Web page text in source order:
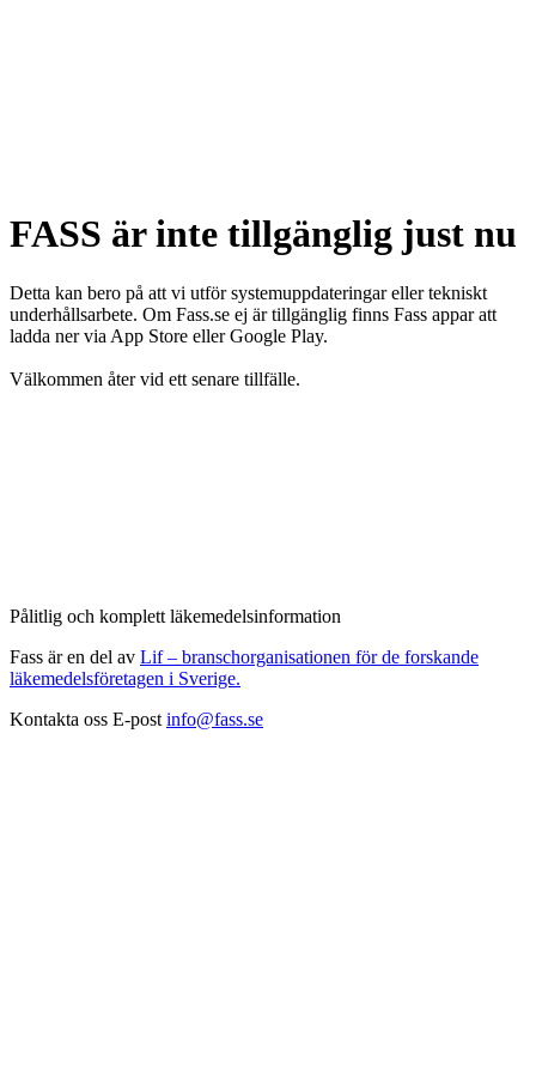
FASS är inte tillgänglig just nu
Detta kan bero på att vi utför systemuppdateringar eller tekniskt
underhållsarbete. Om Fass.se ej är tillgänglig finns Fass appar att
ladda ner via App Store eller Google Play.
Välkommen åter vid ett senare tillfälle.
Pålitlig och komplett läkemedelsinformation
Fass är en del av Lif – branschorganisationen för de forskande
läkemedelsföretagen i Sverige.
Kontakta oss E-post info@fass.se